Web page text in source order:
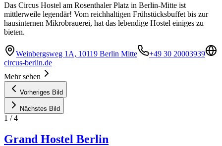
Das Circus Hostel am Rosenthaler Platz in Berlin-Mitte ist
mittlerweile legendär! Vom reichhaltigen Frühstücksbuffet bis zur
hausinternen Mikrobrauerei, hat das lebendige Hostel einiges zu
bieten.
Weinbergsweg 1A, 10119 Berlin Mitte
+49 30 20003939
circus-berlin.de
Mehr sehen
Vorheriges Bild
Nächstes Bild
1 /4
Grand Hostel Berlin